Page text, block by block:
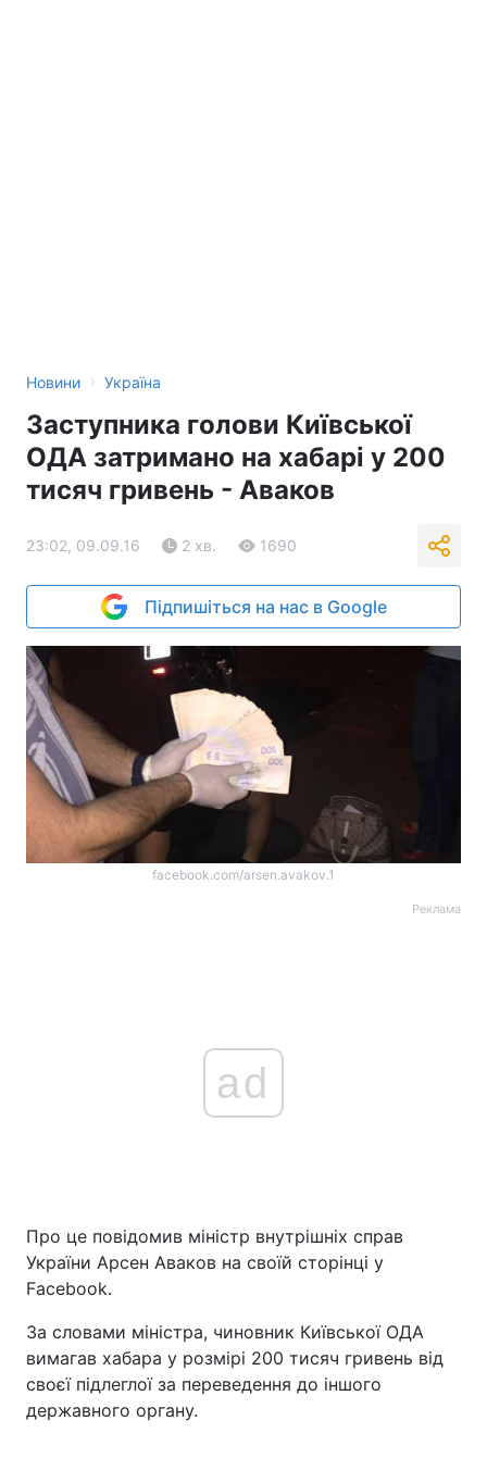
Новини › Україна
Заступника голови Київської
ОДА затримано на хабарі у 200
тисяч гривень - Аваков
23:02, 09.09.16 2 хв. 1690
Підпишіться на нас в Google
facebook.com/arsen.avakov.1
Реклама
ad
Про це повідомив міністр внутрішніх справ
України Арсен Аваков на своїй сторінці у
Facebook.
За словами міністра, чиновник Київської ОДА
вимагав хабара у розмірі 200 тисяч гривень від
своєї підлеглої за переведення до іншого
державного органу.